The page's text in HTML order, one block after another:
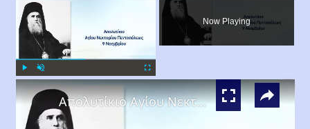
Now Playing
×
Απολυτίκιο Αγίου Νεκταρίου Επισκόπου Πενταπόλεως